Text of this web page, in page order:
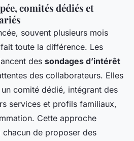
comités dédiés et
souvent plusieurs mois
toute la différence. Les
des sondages d’intérêt
des collaborateurs. Elles
un comité dédié, intégrant des
services et profils familiaux,
Cette approche
de proposer des